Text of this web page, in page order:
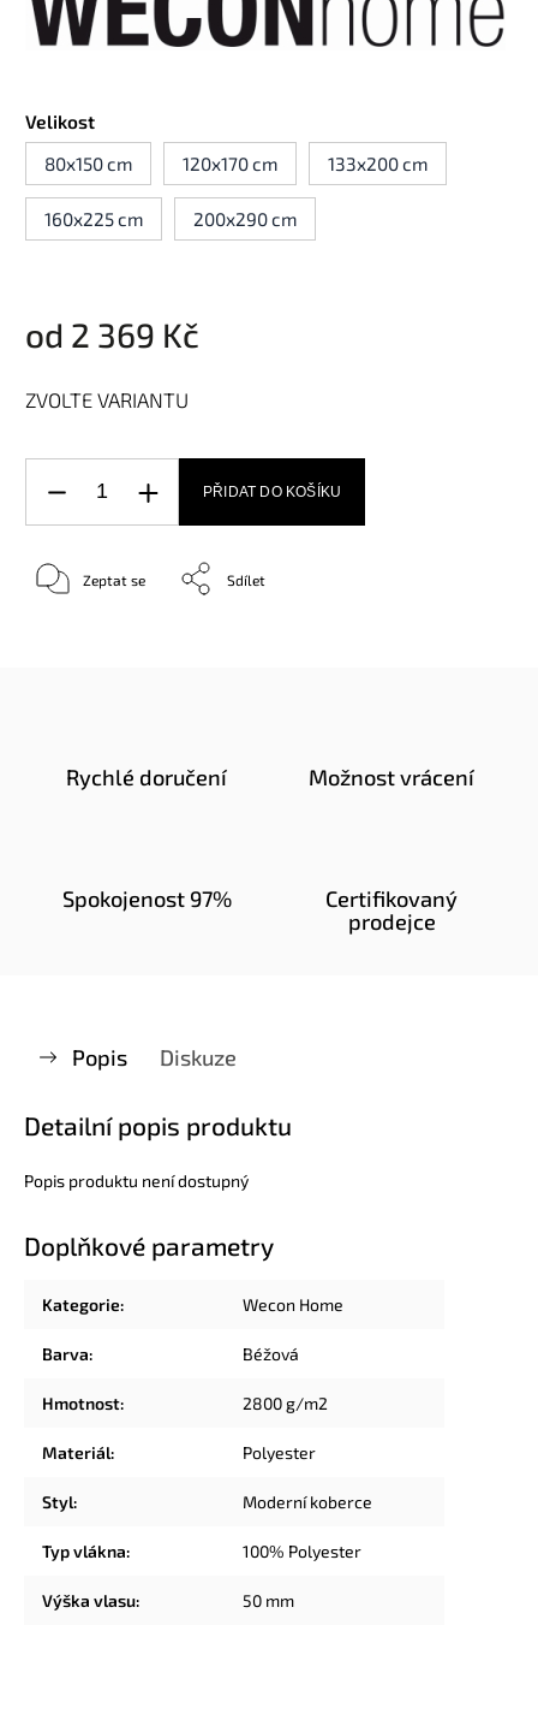
Velikost
80x150 cm
120x170 cm 133x200 cm
160x225 cm 200x290 cm
od 2 369 Kč
ZVOLTE VARIANTU
PŘIDAT DO KOŠÍKU
Zeptat se Sdílet
Rychlé doručení Možnost vrácení
Spokojenost 97%
Certifikovaný
prodejce
Popis Diskuze
Detailní popis produktu
Popis produktu není dostupný
Doplňkové parametry
Kategorie: Wecon Home
Barva: Béžová
Hmotnost: 2800 g/m2
Materiál: Polyester
Styl: Moderní koberce
Typ vlákna: 100% Polyester
Výška vlasu: 50 mm